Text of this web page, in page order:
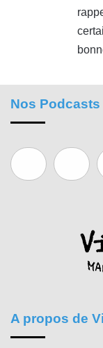
Nos Podcasts
A propos de